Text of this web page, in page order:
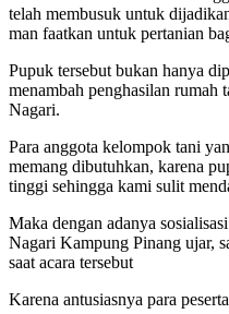
telah membusuk untuk
man faatkan untuk pertanian
Pupuk tersebut bukan hanya
menambah penghasilan rumah
Nagari.
Para anggota kelompok tani
memang dibutuhkan, karena
tinggi sehingga kami sulit
Maka dengan adanya
Nagari Kampung Pinang ujar,
saat acara tersebut
Karena antusiasnya para